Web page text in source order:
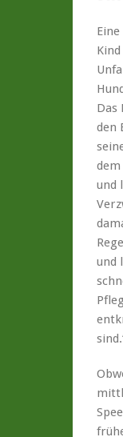
Das
den
dem
und
und